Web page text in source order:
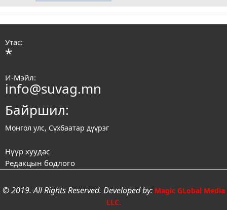
Утас:
*
И-Мэйл:
info@suvag.mn
Байршил:
Монгол улс, Сүхбаатар дүүрэг
Нүүр хуудас
Редакцын бодлого
© 2019. All Rights Reserved. Developed by: Magic GLobal Media
LLC.